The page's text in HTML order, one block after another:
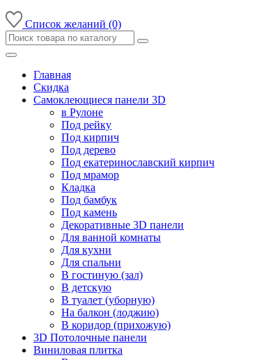
Список желаний (0)
Главная
Скидка
Самоклеющиеся панели 3D
в Рулоне
Под рейку
Под кирпич
Под дерево
Под екатеринославский кирпич
Под мрамор
Кладка
Под бамбук
Под камень
Декоративные 3D панели
Для ванной комнаты
Для кухни
Для спальни
В гостиную (зал)
В детскую
В туалет (уборную)
На балкон (лоджию)
В коридор (прихожую)
3D Потолочные панели
Виниловая плитка